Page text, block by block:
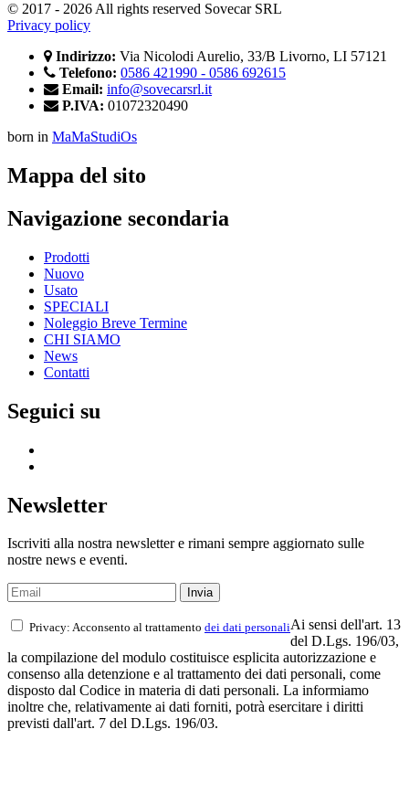
© 2017 - 2026 All rights reserved Sovecar SRL
Privacy policy
Indirizzo: Via Nicolodi Aurelio, 33/B Livorno, LI 57121
Telefono: 0586 421990 - 0586 692615
Email: info@sovecarsrl.it
P.IVA: 01072320490
born in MaMaStudiOs
Mappa del sito
Navigazione secondaria
Prodotti
Nuovo
Usato
SPECIALI
Noleggio Breve Termine
CHI SIAMO
News
Contatti
Seguici su
Newsletter
Iscriviti alla nostra newsletter e rimani sempre aggiornato sulle
nostre news e eventi.
Privacy: Acconsento al trattamento dei dati personaliAi sensi dell'art. 13
del D.Lgs. 196/03,
la compilazione del modulo costituisce esplicita autorizzazione e
consenso alla detenzione e al trattamento dei dati personali, come
disposto dal Codice in materia di dati personali. La informiamo
inoltre che, relativamente ai dati forniti, potrà esercitare i diritti
previsti dall'art. 7 del D.Lgs. 196/03.